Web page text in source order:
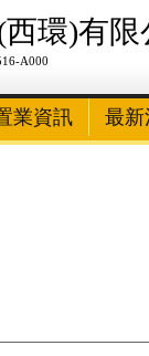
環)有限
A000
業資訊 最新